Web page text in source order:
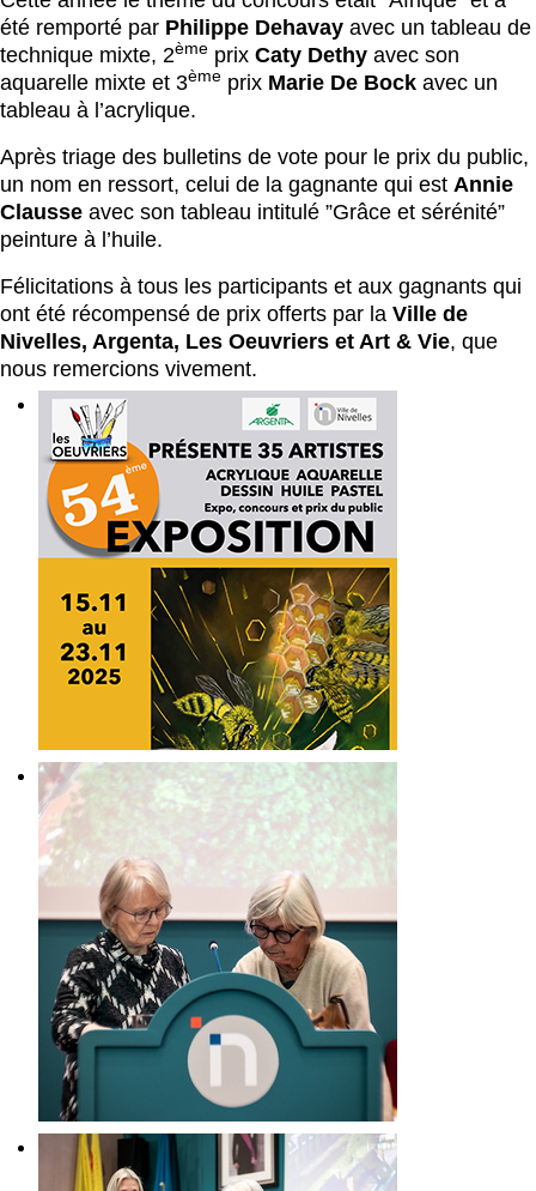
été remporté par Philippe Dehavay avec un tableau de
technique mixte, 2ème prix Caty Dethy avec son
aquarelle mixte et 3ème prix Marie De Bock avec un
tableau à l’acrylique.
Après triage des bulletins de vote pour le prix du public,
un nom en ressort, celui de la gagnante qui est Annie
Clausse avec son tableau intitulé ”Grâce et sérénité”
peinture à l’huile.
Félicitations à tous les participants et aux gagnants qui
ont été récompensé de prix offerts par la Ville de
Nivelles, Argenta, Les Oeuvriers et Art & Vie, que
nous remercions vivement.